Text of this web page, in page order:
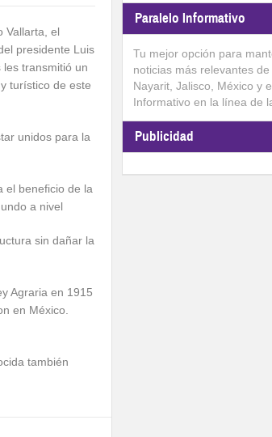
Vallarta, el
presidente Luis
transmitió un
turístico de este
unidos para la
el beneficio de la
a nivel
sin dañar la
Agraria en 1915
en México.
también
Paralelo Informativo
Tu mejor opción para
noticias más relevantes
Nayarit, Jalisco, México y
Informativo en la línea de
Publicidad